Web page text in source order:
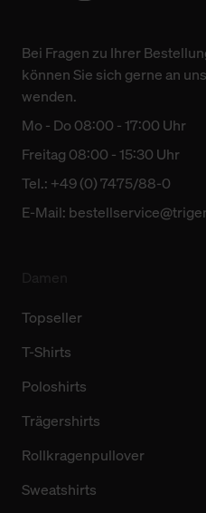
Bei Fragen zu Ihrer
können Sie sich gerne an
wenden.
Mo - Do 08:00 - 17:00 Uhr
Freitag 08:00 - 15:30 Uhr
Tel.: +49 (0) 7475/88-0
E-Mail:
Topseller
T-Shirts
Poloshirts
Trägershirts
Rollkragenpullover
Sweatshirts